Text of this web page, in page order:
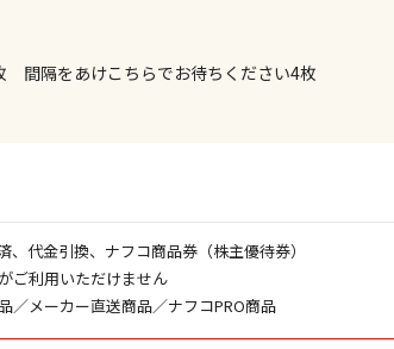
間隔をあけこちらでお待ちください4枚
代金引換、ナフコ商品券（株主優待券）
ご利用いただけません
／メーカー直送商品／ナフコPRO商品